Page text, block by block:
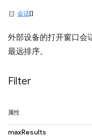
会话[]
外部设备的打开窗口会
最远排序。
Filter
属性
maxResults